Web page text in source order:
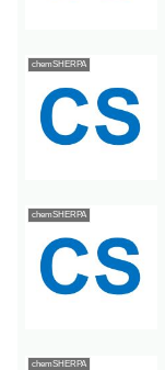
chemSHERPA
chemSHERPA
chemSHERPA